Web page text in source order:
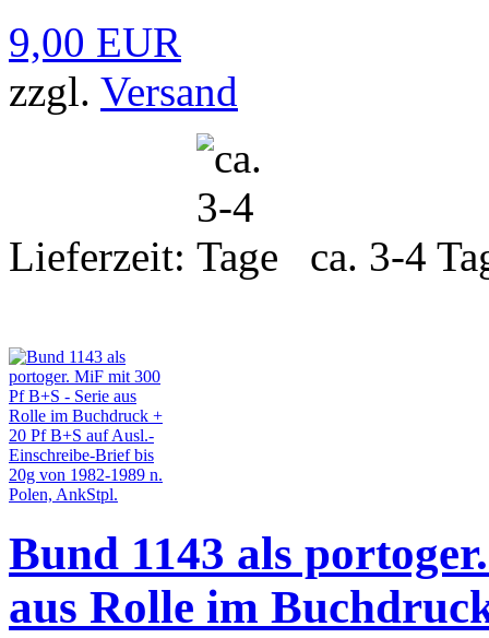
9,00 EUR
zzgl. Versand
Lieferzeit: ca. 3-4
Bund 1143 als
aus Rolle im